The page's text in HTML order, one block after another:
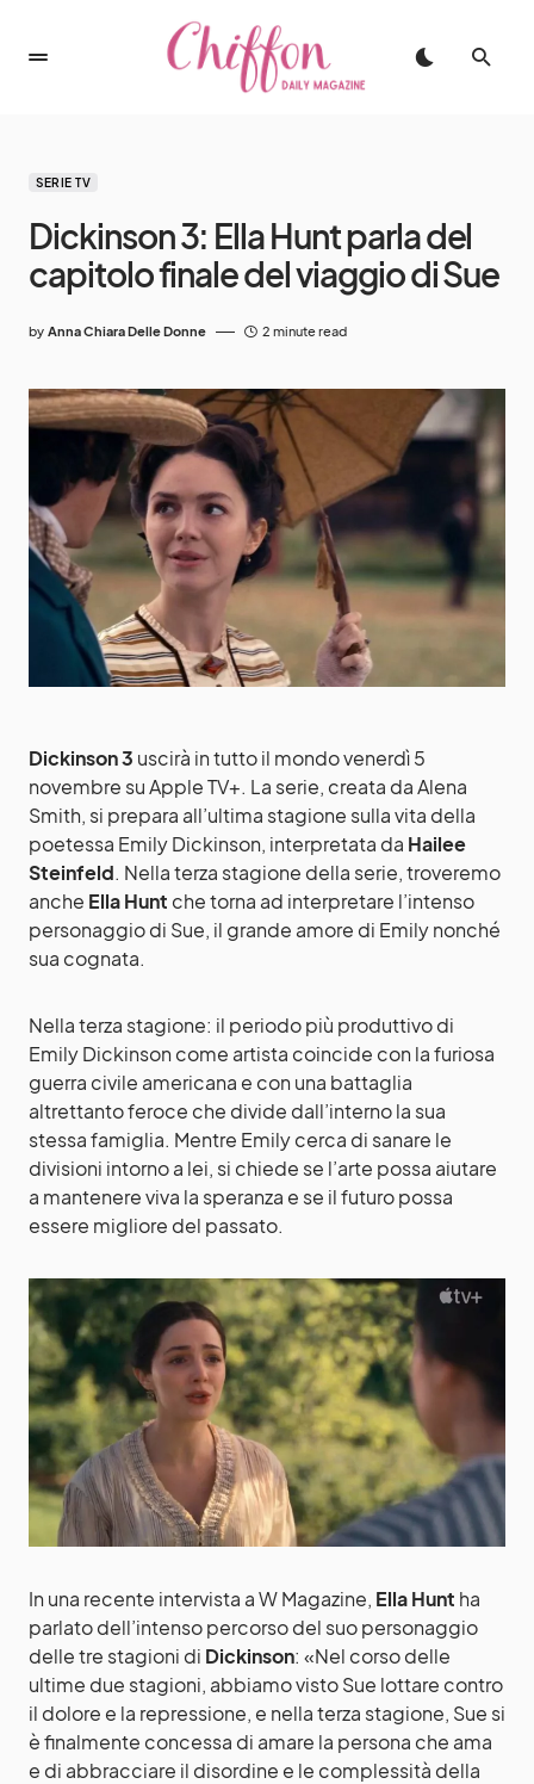
SERIE TV
Dickinson 3: Ella Hunt parla del
capitolo finale del viaggio di Sue
by Anna Chiara Delle Donne 2 minute read
Dickinson 3 uscirà in tutto il mondo venerdì 5
novembre su Apple TV+. La serie, creata da Alena
Smith, si prepara all’ultima stagione sulla vita della
poetessa Emily Dickinson, interpretata da Hailee
Steinfeld. Nella terza stagione della serie, troveremo
anche Ella Hunt che torna ad interpretare l’intenso
personaggio di Sue, il grande amore di Emily nonché
sua cognata.
Nella terza stagione: il periodo più produttivo di
Emily Dickinson come artista coincide con la furiosa
guerra civile americana e con una battaglia
altrettanto feroce che divide dall’interno la sua
stessa famiglia. Mentre Emily cerca di sanare le
divisioni intorno a lei, si chiede se l’arte possa aiutare
a mantenere viva la speranza e se il futuro possa
essere migliore del passato.
In una recente intervista a W Magazine, Ella Hunt ha
parlato dell’intenso percorso del suo personaggio
delle tre stagioni di Dickinson: «Nel corso delle
ultime due stagioni, abbiamo visto Sue lottare contro
il dolore e la repressione, e nella terza stagione, Sue si
è finalmente concessa di amare la persona che ama
e di abbracciare il disordine e le complessità della